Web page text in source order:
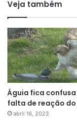
Veja também
Águia fica
falta de reação
abril 16, 2023